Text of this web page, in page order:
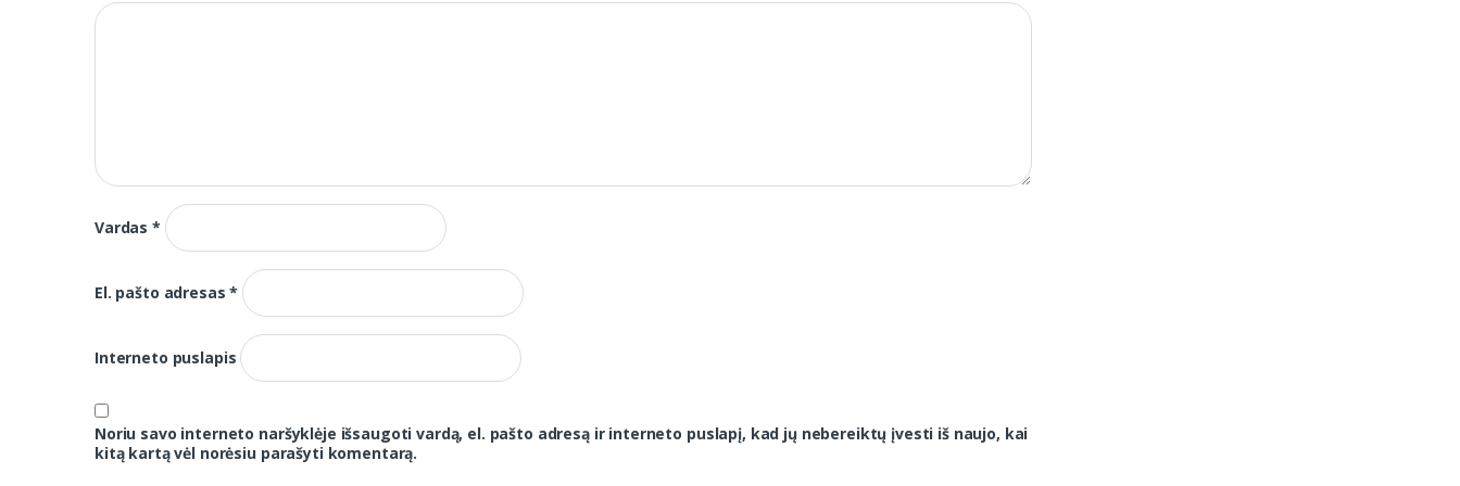
Vardas*
El. pašto adresas*
Interneto puslapis
Noriu savo interneto naršyklėje išsaugoti vardą, el. pašto adresą ir interneto puslapį, kad jų nebereiktų įvesti iš naujo, kai
kitą kartą vėl norėsiu parašyti komentarą.